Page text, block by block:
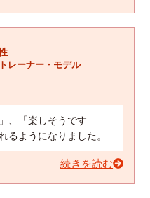
レーナー・モデル
、「楽しそうです
るようになりました。
続きを読む